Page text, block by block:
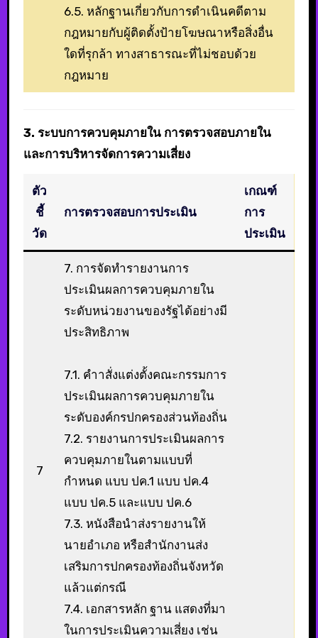
6.5. หลักฐานเกี่ยวกับการดำเนินคดีตาม
กฎหมายกับผู้ติดตั้งป้ายโฆษณาหรือสิ่งอื่น
ใดที่รุกล้า ทางสาธารณะที่ไม่ชอบด้วย
กฎหมาย
3. ระบบการควบคุมภายใน การตรวจสอบภายใน
และการบริหารจัดการความเสี่ยง
ตัว
ชี้
วัด
การตรวจสอบการประเมิน
เกณฑ์
การ
ประเมิน
7
7. การจัดทำรายงานการ
ประเมินผลการควบคุมภายใน
ระดับหน่วยงานของรัฐได้อย่างมี
ประสิทธิภาพ
7.1. คำาสั่งแต่งตั้งคณะกรรมการ
ประเมินผลการควบคุมภายใน
ระดับองค์กรปกครองส่วนท้องถิ่น
7.2. รายงานการประเมินผลการ
ควบคุมภายในตามแบบที่
กำหนด แบบ ปค.1 แบบ ปค.4
แบบ ปค.5 และแบบ ปค.6
7.3. หนังสือนำส่งรายงานให้
นายอำเภอ หรือสำนักงานส่ง
เสริมการปกครองท้องถิ่นจังหวัด
แล้วแต่กรณี
7.4. เอกสารหลัก ฐาน แสดงที่มา
ในการประเมินความเสี่ยง เช่น